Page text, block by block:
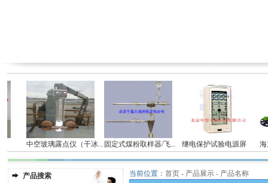
中空玻璃露点仪（干冰...固定式煤粉取样器/飞... 继电保护试验电源屏 海
产品搜索 当前位置： 首页 - 产品展示 - 产品名称